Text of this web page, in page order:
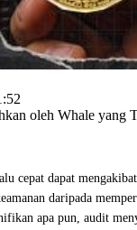
oleh Whale yang
cepat dapat
daripada
apa pun, audit